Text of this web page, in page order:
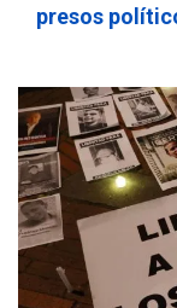
presos